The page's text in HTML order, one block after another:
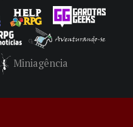
Miniagência